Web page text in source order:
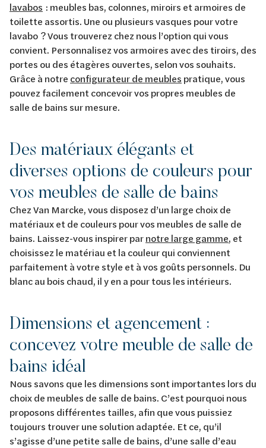
lavabos : meubles bas, colonnes, miroirs et armoires de
toilette assortis. Une ou plusieurs vasques pour votre
lavabo ? Vous trouverez chez nous l’option qui vous
convient. Personnalisez vos armoires avec des tiroirs, des
portes ou des étagères ouvertes, selon vos souhaits.
Grâce à notre configurateur de meubles pratique, vous
pouvez facilement concevoir vos propres meubles de
salle de bains sur mesure.
Des matériaux élégants et
diverses options de couleurs pour
vos meubles de salle de bains
Chez Van Marcke, vous disposez d’un large choix de
matériaux et de couleurs pour vos meubles de salle de
bains. Laissez-vous inspirer parnotre large gamme, et
choisissez le matériau et la couleur qui conviennent
parfaitement à votre style et à vos goûts personnels. Du
blanc au bois chaud, il y en a pour tous les intérieurs.
Dimensions et agencement :
concevez votre meuble de salle de
bains idéal
Nous savons que les dimensions sont importantes lors du
choix de meubles de salle de bains. C’est pourquoi nous
proposons différentes tailles, afin que vous puissiez
toujours trouver une solution adaptée. Et ce, qu’il
s’agisse d’une petite salle de bains, d’une salle d’eau